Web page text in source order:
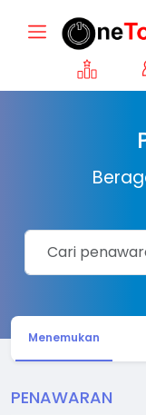
Menemukan
PENAWARAN